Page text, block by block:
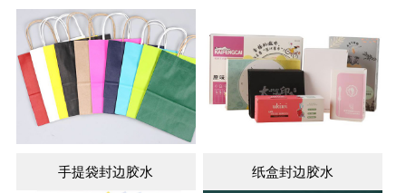
手提袋封边胶水 纸盒封边胶水